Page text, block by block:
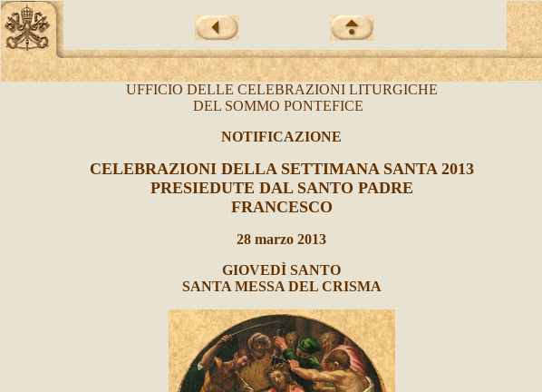
UFFICIO DELLE CELEBRAZIONI LITURGICHE
DEL SOMMO PONTEFICE
NOTIFICAZIONE
CELEBRAZIONI DELLA SETTIMANA SANTA 2013
PRESIEDUTE DAL SANTO PADRE
FRANCESCO
28 marzo 2013
GIOVEDÌ SANTO
SANTA MESSA DEL CRISMA